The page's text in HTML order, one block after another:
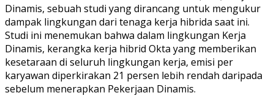
Dinamis, sebuah studi yang dirancang untuk mengukur
dampak lingkungan dari tenaga kerja hibrida saat ini.
Studi ini menemukan bahwa dalam lingkungan Kerja
Dinamis, kerangka kerja hibrid Okta yang memberikan
kesetaraan di seluruh lingkungan kerja, emisi per
karyawan diperkirakan 21 persen lebih rendah daripada
sebelum menerapkan Pekerjaan Dinamis.